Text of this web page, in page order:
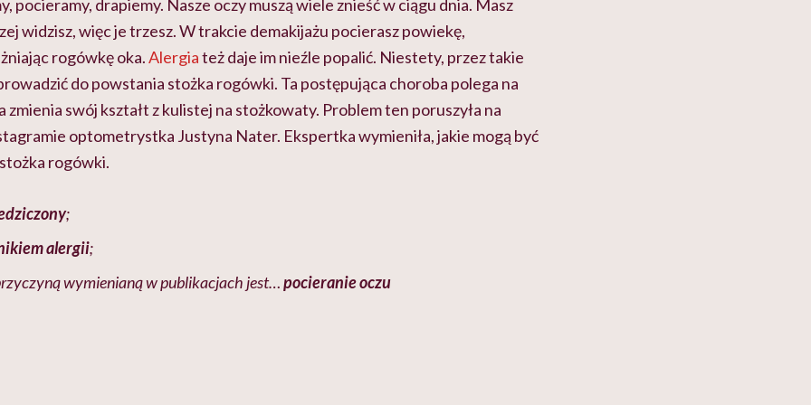
pocieramy, drapiemy. Nasze oczy muszą wiele znieść w ciągu dnia. Masz
widzisz, więc je trzesz. W trakcie demakijażu pocierasz powiekę,
rogówkę oka.Alergiateż daje im nieźle popalić. Niestety, przez takie
do powstania stożka rogówki. Ta postępująca choroba polega na
zmienia swój kształt z kulistej na stożkowaty. Problem ten poruszyła na
optometrystka Justyna Nater. Ekspertka wymieniła, jakie mogą być
rogówki.
;
alergii;
wymienianą w publikacjach jest…pocieranie oczu